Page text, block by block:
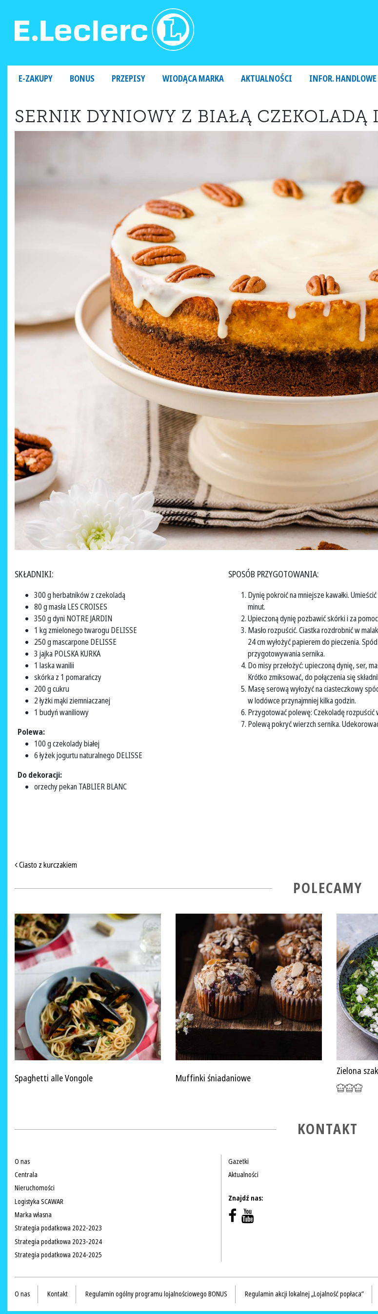
E-ZAKUPY BONUS PRZEPISY WIODĄCA MARKA AKTUALNOŚCI INFOR. HANDLOWE
SERNIK DYNIOWY Z BIAŁĄ CZEKOLADĄ
SKŁADNIKI:
300 g herbatników z czekoladą
80 g masła LES CROISES
350 g dyni NOTRE JARDIN
1 kg zmielonego twarogu DELISSE
250 g mascarpone DELISSE
3 jajka POLSKA KURKA
1 laska wanilii
skórka z 1 pomarańczy
200 g cukru
2 łyżki mąki ziemniaczanej
1 budyń waniliowy
Polewa:
100 g czekolady białej
6 łyżek jogurtu naturalnego DELISSE
Do dekoracji:
orzechy pekan TABLIER BLANC
SPOSÓB PRZYGOTOWANIA:
Dynię pokroić na mniejsze kawałki.
minut.
Upieczoną dynię pozbawić skórki i za
Masło rozpuścić. Ciastka rozdrobnić w
24 cm wyłożyć papierem do pieczenia.
przygotowywania sernika.
Do misy przełożyć: upieczoną dynię, ser,
Krótko zmiksować, do połączenia się
Masę serową wyłożyć na ciasteczkowy
w lodówce przynajmniej kilka godzin.
Przygotować polewę: Czekoladę rozpuścić
Polewą pokryć wierzch sernika.
NAWIGACJA PO ARTYKUŁACH
Ciasto z kurczakiem
POLECAMY
Spaghetti alle Vongole Muffinki śniadaniowe
Zielona
KONTAKT
O nas
Centrala
Nieruchomości
Logistyka SCAWAR
Marka własna
Strategia podatkowa 2022-2023
Strategia podatkowa 2023-2024
Strategia podatkowa 2024-2025
Gazetki
Aktualności
Znajdź nas:
O nas Kontakt Regulamin ogólny programu lojalnościowego BONUS Regulamin akcji lokalnej „Lojalność popłaca”